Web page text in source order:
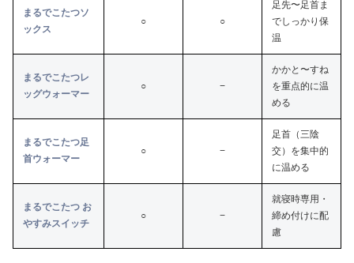
まるでこたつソ
ックス
○ ○
足先〜足首ま
でしっかり保
温
まるでこたつレ
ッグウォーマー
○ −
かかと〜すね
を重点的に温
める
まるでこたつ足
首ウォーマー
○ −
足首（三陰
交）を集中的
に温める
まるでこたつ お
やすみスイッチ
○ −
就寝時専用・
締め付けに配
慮